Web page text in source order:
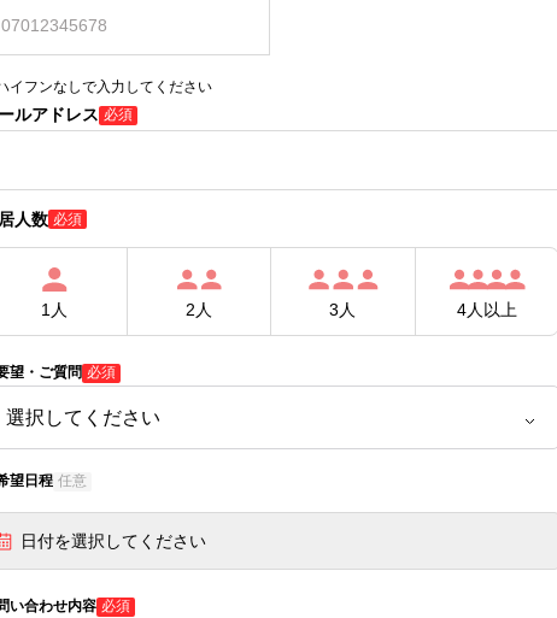
イフンなしで入力してください
ルアドレス 必須
人数 必須
1人 2人 3人 4人以上
望・ご質問 必須
望日程 任意
日付を選択してください
い合わせ内容 必須